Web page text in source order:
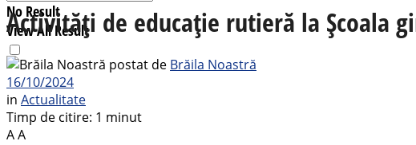
No Result
View All Result
Activități de educație rutieră la Școala
postat de Brăila Noastră
16/10/2024
in Actualitate
Timp de citire: 1 minut
AA